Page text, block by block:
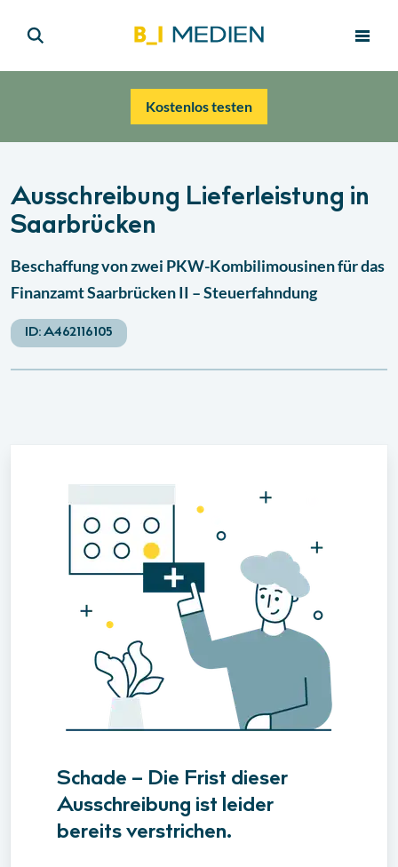
Kostenlos testen
Ausschreibung Lieferleistung in
Saarbrücken
Beschaffung von zwei PKW-Kombilimousinen für das
Finanzamt Saarbrücken II – Steuerfahndung
ID:A462116105
Schade – Die Frist dieser
Ausschreibung ist leider
bereits verstrichen.